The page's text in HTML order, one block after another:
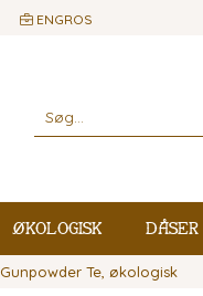
ENGROS
Økologisk Dåser
Gunpowder Te, økologisk